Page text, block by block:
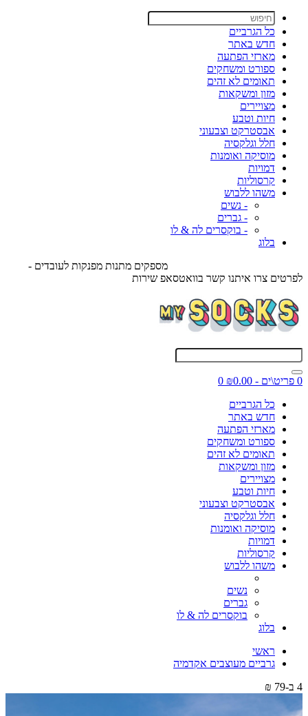
כל הגרביים
חדש באתר
מארזי הפתעה
ספורט ומשחקים
תאומים לא זהים
מזון ומשקאות
מצויירים
חיות וטבע
אבסטרקט וצבעוני
חלל וגלקסיה
מוסיקה ואומנות
דמויות
קרסוליות
משהו ללבוש
- נשים
- גברים
- בוקסרים לה & לו
בלוג
מספקים מתנות מפנקות לעובדים -
לפרטים צרו איתנו קשר בוואטסאפ שירות
0 פריט\ים - ₪0.00
0
כל הגרביים
חדש באתר
מארזי הפתעה
ספורט ומשחקים
תאומים לא זהים
מזון ומשקאות
מצויירים
חיות וטבע
אבסטרקט וצבעוני
חלל וגלקסיה
מוסיקה ואומנות
דמויות
קרסוליות
משהו ללבוש
נשים
גברים
בוקסרים לה & לו
בלוג
ראשי
גרביים מעוצבים אקדמיה
4 ב-79 ₪